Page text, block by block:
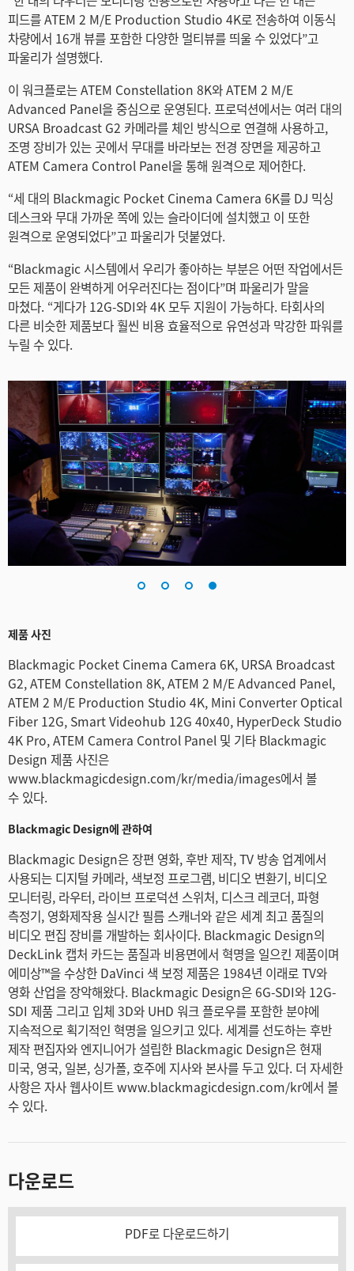
피드를 ATEM 2 M/E Production Studio 4K로 전송하여 이동식
차량에서 16개 뷰를 포함한 다양한 멀티뷰를 띄울 수 있었다”고
파울리가 설명했다.
이 워크플로는 ATEM Constellation 8K와 ATEM 2 M/E
Advanced Panel을 중심으로 운영된다. 프로덕션에서는 여러 대의
URSA Broadcast G2 카메라를 체인 방식으로 연결해 사용하고,
조명 장비가 있는 곳에서 무대를 바라보는 전경 장면을 제공하고
ATEM Camera Control Panel을 통해 원격으로 제어한다.
“세 대의 Blackmagic Pocket Cinema Camera 6K를 DJ 믹싱
데스크와 무대 가까운 쪽에 있는 슬라이더에 설치했고 이 또한
원격으로 운영되었다”고 파울리가 덧붙였다.
“Blackmagic 시스템에서 우리가 좋아하는 부분은 어떤 작업에서든
모든 제품이 완벽하게 어우러진다는 점이다”며 파울리가 말을
마쳤다. “게다가 12G-SDI와 4K 모두 지원이 가능하다. 타회사의
다른 비슷한 제품보다 훨씬 비용 효율적으로 유연성과 막강한 파워를
누릴 수 있다.
제품 사진
Blackmagic Pocket Cinema Camera 6K, URSA Broadcast
G2, ATEM Constellation 8K, ATEM 2 M/E Advanced Panel,
ATEM 2 M/E Production Studio 4K, Mini Converter Optical
Fiber 12G, Smart Videohub 12G 40x40, HyperDeck Studio
4K Pro, ATEM Camera Control Panel 및 기타 Blackmagic
Design 제품 사진은
www.blackmagicdesign.com/kr/media/images에서 볼
수 있다.
Blackmagic Design에 관하여
Blackmagic Design은 장편 영화, 후반 제작, TV 방송 업계에서
사용되는 디지털 카메라, 색보정 프로그램, 비디오 변환기, 비디오
모니터링, 라우터, 라이브 프로덕션 스위처, 디스크 레코더, 파형
측정기, 영화제작용 실시간 필름 스캐너와 같은 세계 최고 품질의
비디오 편집 장비를 개발하는 회사이다. Blackmagic Design의
DeckLink 캡처 카드는 품질과 비용면에서 혁명을 일으킨 제품이며
에미상™을 수상한 DaVinci 색 보정 제품은 1984년 이래로 TV와
영화 산업을 장악해왔다. Blackmagic Design은 6G-SDI와 12G-
SDI 제품 그리고 입체 3D와 UHD 워크 플로우를 포함한 분야에
지속적으로 획기적인 혁명을 일으키고 있다. 세계를 선도하는 후반
제작 편집자와 엔지니어가 설립한 Blackmagic Design은 현재
미국, 영국, 일본, 싱가폴, 호주에 지사와 본사를 두고 있다. 더 자세한
사항은 자사 웹사이트 www.blackmagicdesign.com/kr에서 볼
수 있다.
다운로드
PDF로 다운로드하기